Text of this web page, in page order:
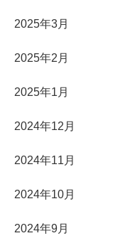
2025年3月
2025年2月
2025年1月
2024年12月
2024年11月
2024年10月
2024年9月